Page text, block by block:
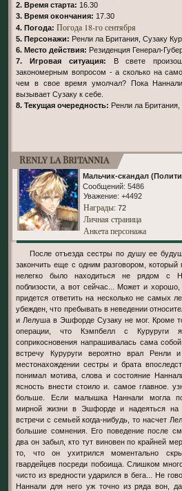
2. Время старта: 16.30
3. Время окончания: 17.30
4. Погода: Погода 18-го сентября
5. Персонажи: Ренли ла Британия, Сузаку
6. Место действия: Резиденция Генерал-
7. Игровая ситуация: В свете
закономерным вопросом - а сколько на
чем в свое время умолчал? Пока
вызывает Сузаку к себе.
8. Текущая очередность: Ренли ла Британия,
Renly la Britannia
Мальчик-скандал
Сообщений: 5486
Уважение: +4492
Награды: 72
Личная страница
Анкета персонажа
После отъезда сестры по душу ее будущего рыцаря Ренли решил
закончить еще с одним разговором, который
нелегко было находиться не рядом с
поблизости, а вот сейчас... Может и
придется ответить на несколько не самых
убежден, что пребывать в неведении
и Лелуша в Эшфорде Сузаку не мог. Кроме
операции, что Кэмпбелл с Куруруги
соприкосновения напрашивалась сама
встречу Куруруги вероятно врал Ренли
местонахождении сестры и брата
понимал мотива, слова и состояние
ясность внести стоило и. самое главное.
больше. Если малышка Наннали могла
мирной жизни в Эшфорде и надеяться на
встречи с семьей когда-нибудь, то насчет
большие сомнения. Его поведение после
два он забыл, кто тут виновен по крайней
то, что он ухитрился моментально
гвардейцев посреди побоища. Слишком
чисто из вредности ударился в бега... Не
Наннали для него уж точно из ряда вон,